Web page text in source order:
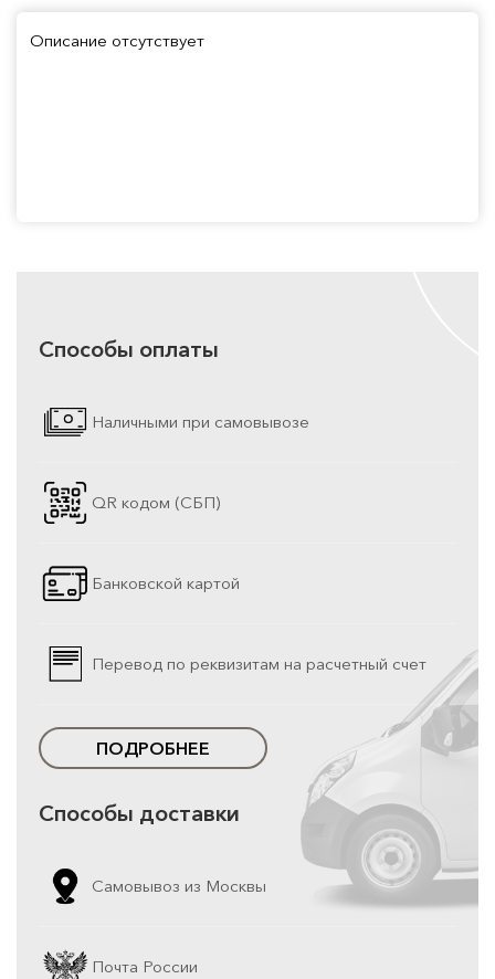
Описание отсутствует
Способы оплаты
Наличными при самовывозе
QR кодом (СБП)
Банковской картой
Перевод по реквизитам на расчетный счет
ПОДРОБНЕЕ
Способы доставки
Самовывоз из Москвы
Почта России